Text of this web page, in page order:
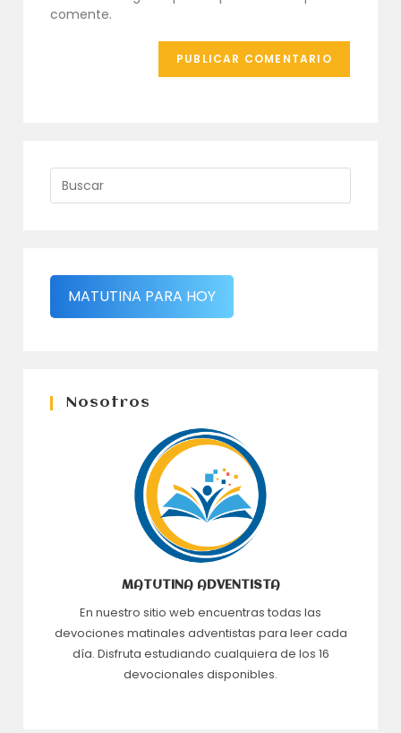
(opcional)
comente.
MATUTINA PARA HOY
Nosotros
MATUTINA ADVENTISTA
En nuestro sitio web encuentras todas las
devociones matinales adventistas para leer cada
día. Disfruta estudiando cualquiera de los 16
devocionales disponibles.